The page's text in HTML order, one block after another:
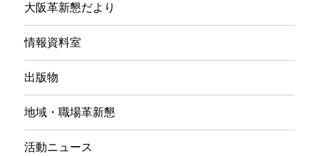
大阪革新懇だより
情報資料室
出版物
地域・職場革新懇
活動ニュース